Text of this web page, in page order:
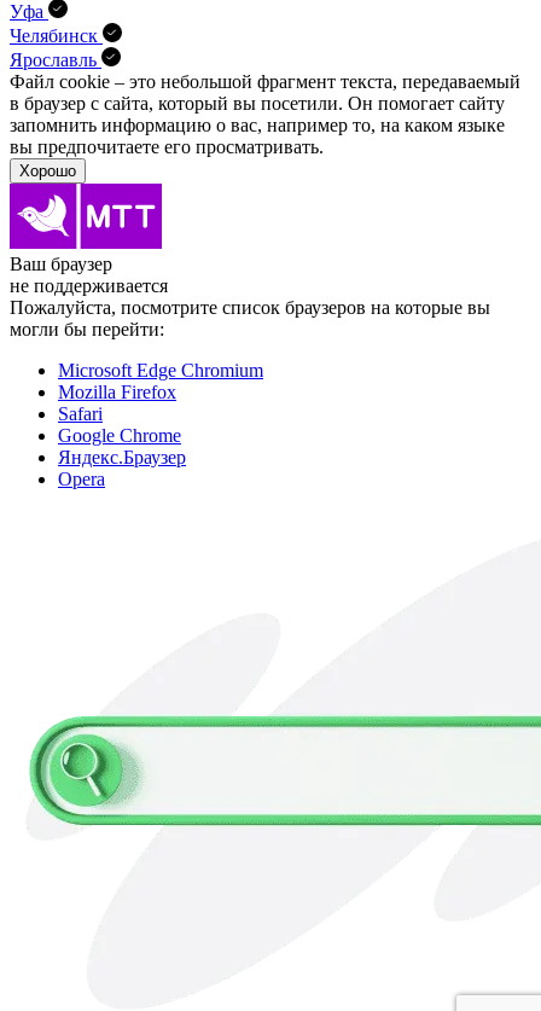
Уфа
Челябинск
Ярославль
Файл cookie – это небольшой фрагмент текста, передава­емый
в браузер с сайта, который вы посетили. Он помо­гает сайту
запомнить информацию о вас, например то, на каком языке
вы предпочитаете его просматривать.
Хорошо
Ваш браузер
не поддерживается
Пожалуйста, посмотрите список браузеров на которые вы
могли бы перейти:
Microsoft Edge Chromium
Mozilla Firefox
Safari
Google Chrome
Яндекс.Браузер
Opera